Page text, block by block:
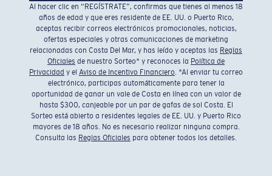
Al hacer clic en “REGÍSTRATE”, confirmas que tienes al menos 18
años de edad y que eres residente de EE. UU. o Puerto Rico,
aceptas recibir correos electrónicos promocionales, noticias,
ofertas especiales y otras comunicaciones de marketing
relacionadas con Costa Del Mar, y has leído y aceptas las Reglas
Oficiales de nuestro Sorteo* y reconoces la Política de
Privacidad y el Aviso de Incentivo Financiero . *Al enviar tu correo
electrónico, participas automáticamente para tener la
oportunidad de ganar un vale de Costa en línea con un valor de
hasta $300, canjeable por un par de gafas de sol Costa. El
Sorteo está abierto a residentes legales de EE. UU. y Puerto Rico
mayores de 18 años. No es necesario realizar ninguna compra.
Consulta las Reglas Oficiales para obtener todos los detalles.